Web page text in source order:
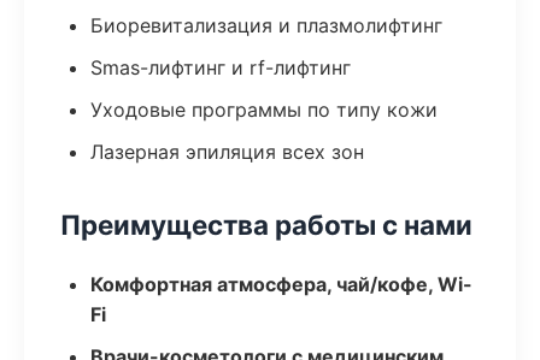
Биоревитализация и плазмолифтинг
Smas-лифтинг и rf-лифтинг
Уходовые программы по типу кожи
Лазерная эпиляция всех зон
Преимущества работы с нами
Комфортная атмосфера, чай/кофе, Wi-
Fi